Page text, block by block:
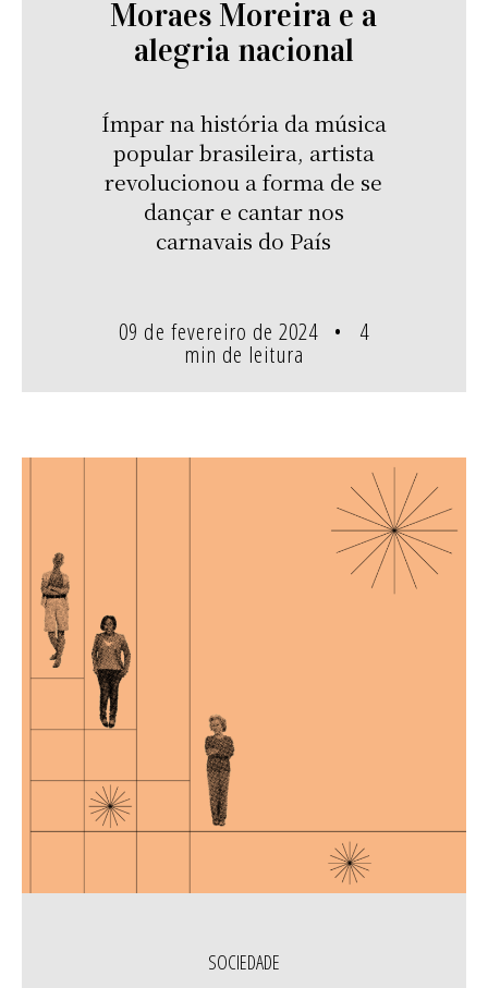
Moraes Moreira e a
alegria nacional
Ímpar na história da música
popular brasileira, artista
revolucionou a forma de se
dançar e cantar nos
carnavais do País
09 de fevereiro de 2024 4
min de leitura
SOCIEDADE